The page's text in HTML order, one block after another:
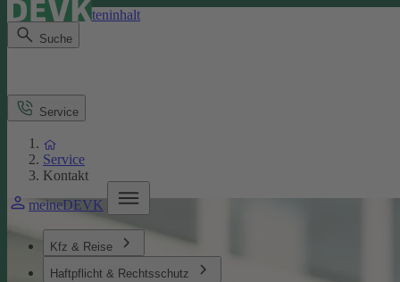
Direkt zum Seiteninhalt
Suche
meineDEVK
Kfz & Reise
Haftpflicht & Rechtsschutz
Service
Service
Kontakt